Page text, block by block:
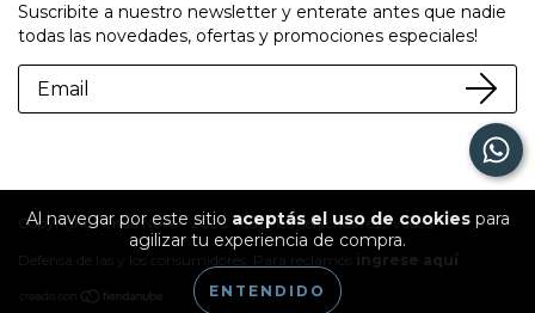
Al navegar por este sitio aceptás el uso de cookiespara
agilizar tu experiencia de compra.
ENTENDIDO
Suscribite a nuestro newsletter y enterate antes que nadie
todas las novedades, ofertas y promociones especiales!
Copyright Tienda Nova - 2026. Todos los derechos reservados.
Defensa de las y los consumidores. Para reclamos ingrese aquí